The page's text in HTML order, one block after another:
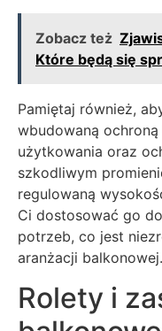
Zobacz też
Które będą się
Pamiętaj również,
wbudowaną
użytkowania oraz
szkodliwym
regulowaną
Ci dostosować go
potrzeb, co jest
aranżacji balkonowej.
Rolety i